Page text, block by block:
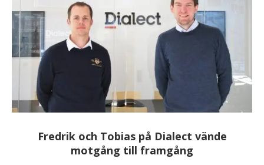
Fredrik och Tobias på Dialect vände
motgång till framgång